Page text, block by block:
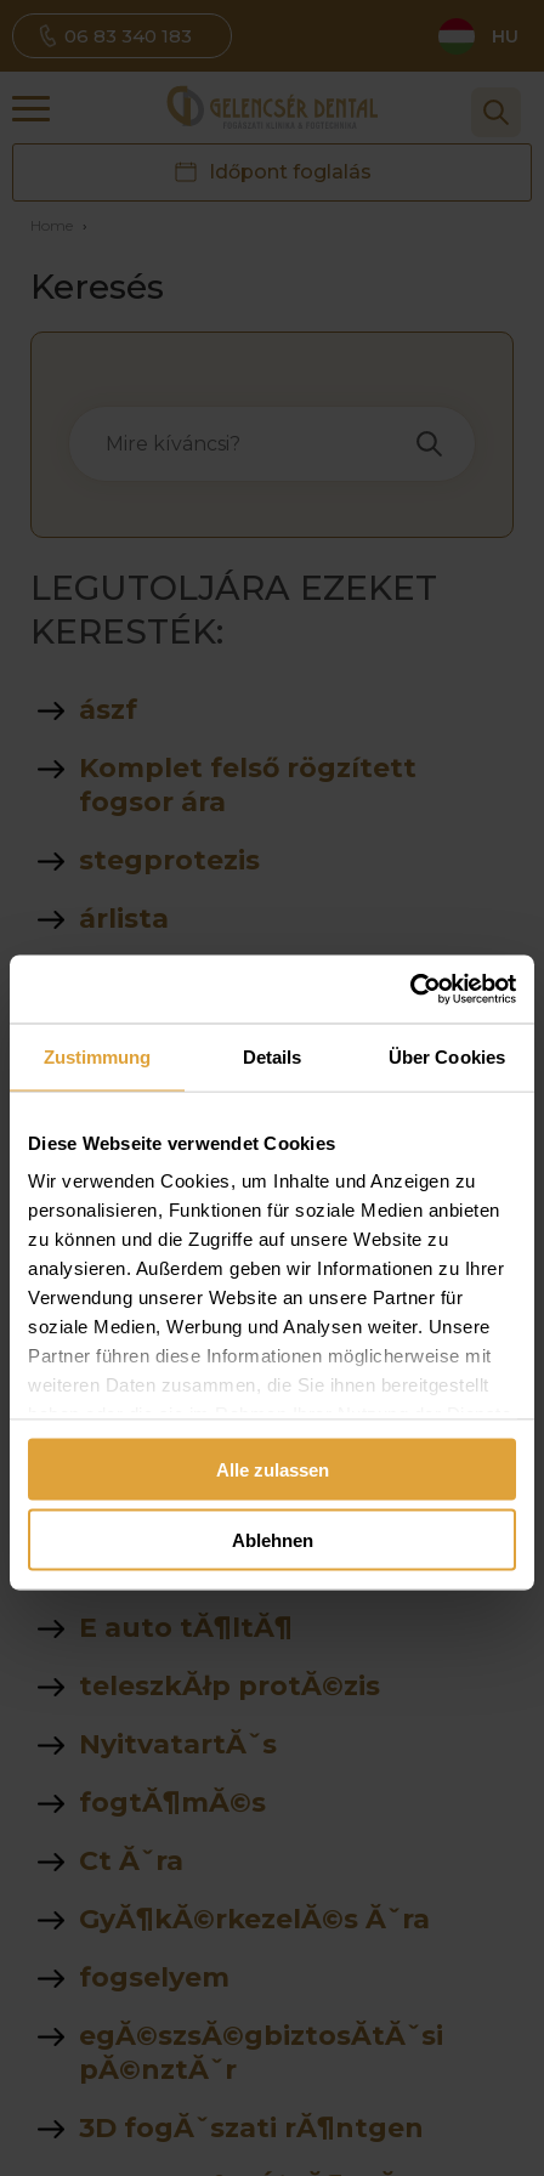
Zustimmung Details Über Cookies
Diese Webseite verwendet Cookies
Wir verwenden Cookies, um Inhalte und Anzeigen zu
personalisieren, Funktionen für soziale Medien anbieten
zu können und die Zugriffe auf unsere Website zu
analysieren. Außerdem geben wir Informationen zu Ihrer
Verwendung unserer Website an unsere Partner für
soziale Medien, Werbung und Analysen weiter. Unsere
Partner führen diese Informationen möglicherweise mit
weiteren Daten zusammen, die Sie ihnen bereitgestellt
haben oder die sie im Rahmen Ihrer Nutzung der Dienste
gesammelt haben.
Alle zulassen
Ablehnen
06 83 340 183 HU
Időpont foglalás
Home ›
Keresés
LEGUTOLJÁRA EZEKET
KERESTÉK:
ászf
Komplet felső rögzített
fogsor ára
stegprotezis
árlista
Parodontológia
Van e altatasra lehetĹ‘sĂ©g
szĂˇjĂĽregben Ă©gĹ‘
Ă©rzĂ©s
garancia
allon
fekete tea
mĹ±fogsorrĂ¶gzĂ­tĹ‘
fogkĹ‘ eltĂˇvolitĂˇs Ăˇra
FogszabĂˇlyozĂˇs Ăˇra
E auto tĂ¶ltĂ¶
teleszkĂłp protĂ©zis
NyitvatartĂˇs
fogtĂ¶mĂ©s
Ct Ăˇra
GyĂ¶kĂ©rkezelĂ©s Ăˇra
fogselyem
egĂ©szsĂ©gbiztosĂ­tĂˇsi
pĂ©nztĂˇr
3D fogĂˇszati rĂ¶ntgen